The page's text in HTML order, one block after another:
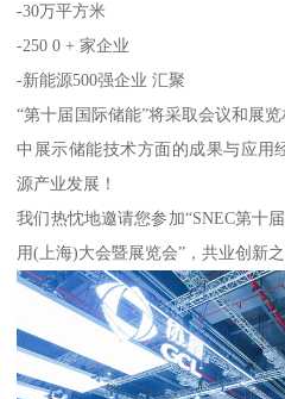
-30万平方米
-250 0 + 家企业
-新能源500强企业 汇聚
“第十届国际储能”将采取会议和展
中展示储能技术方面的成果与应用
源产业发展！
我们热忱地邀请您参加“SNEC第十
用(上海)大会暨展览会”，共业创新